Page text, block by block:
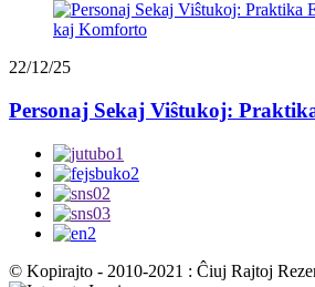
22/12/25
Personaj Sekaj Viŝtukoj:
© Kopirajto - 2010-2021 : Ĉiuj Rajtoj